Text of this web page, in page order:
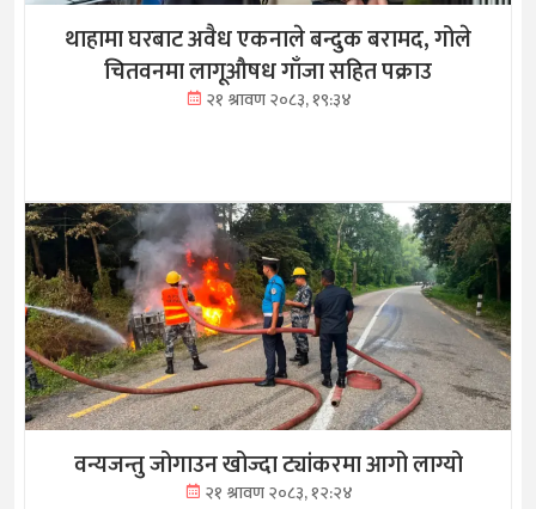
थाहामा घरबाट अवैध एकनाले बन्दुक बरामद, गोले
चितवनमा लागूऔषध गाँजा सहित पक्राउ
२१ श्रावण २०८३, १९:३४
वन्यजन्तु जोगाउन खोज्दा ट्यांकरमा आगो लाग्यो
२१ श्रावण २०८३, १२:२४